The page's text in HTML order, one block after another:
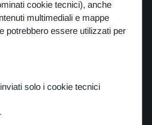
Planet
of Love
cookie tecnici), anche
multimediali e mappe
potrebbero essere utilizzati per
solo i cookie tecnici
.